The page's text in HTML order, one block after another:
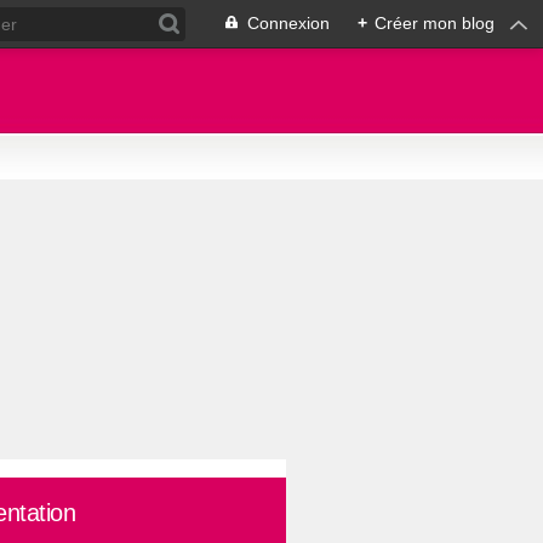
Connexion + Créer mon blog